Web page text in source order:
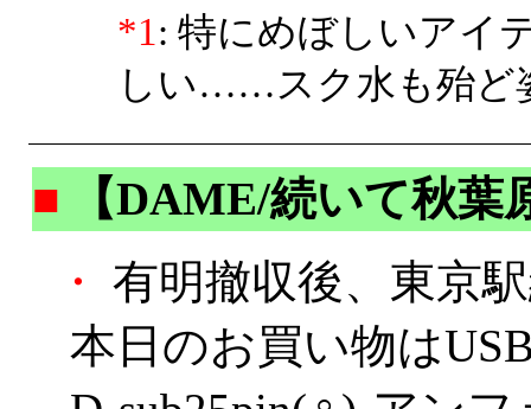
*1: 特にめぼしいアイ
しい……スク水も殆ど
■
【DAME/続いて秋葉
・
有明撤収後、東京
本日のお買い物は